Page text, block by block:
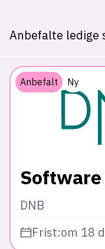
Anbefalte ledige
Anbefalt Ny
DNB
Frist:om 18